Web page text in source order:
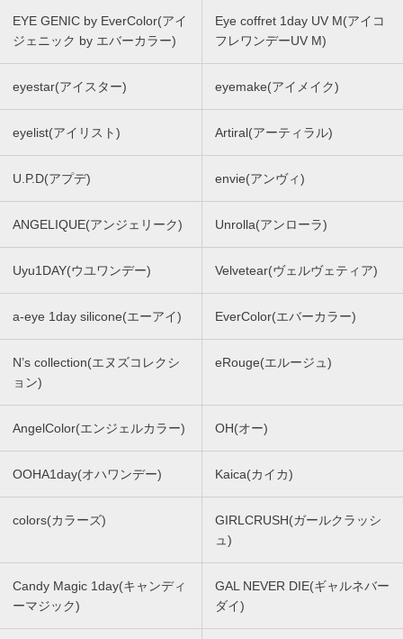
EYE GENIC by EverColor(アイ
ジェニック by エバーカラー)
Eye coffret 1day UV M(アイコ
フレワンデーUV M)
eyestar(アイスター) eyemake(アイメイク)
eyelist(アイリスト) Artiral(アーティラル)
U.P.D(アプデ) envie(アンヴィ)
ANGELIQUE(アンジェリーク) Unrolla(アンローラ)
Uyu1DAY(ウユワンデー) Velvetear(ヴェルヴェティア)
a-eye 1day silicone(エーアイ) EverColor(エバーカラー)
N’s collection(エヌズコレクシ
ョン)
eRouge(エルージュ)
AngelColor(エンジェルカラー) OH(オー)
OOHA1day(オハワンデー) Kaica(カイカ)
colors(カラーズ)
GIRLCRUSH(ガールクラッシ
ュ)
Candy Magic 1day(キャンディ
ーマジック)
GAL NEVER DIE(ギャルネバー
ダイ)